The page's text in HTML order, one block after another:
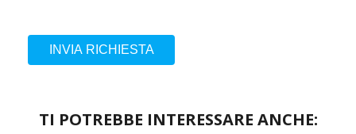
INVIA RICHIESTA
TI POTREBBE INTERESSARE ANCHE: